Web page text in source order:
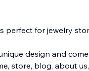
perfect for jewelry
design and
store, blog, about